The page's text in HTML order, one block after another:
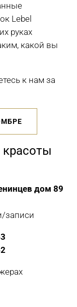
Lebel
руках
какой вы
к нам за
дом 89
записи